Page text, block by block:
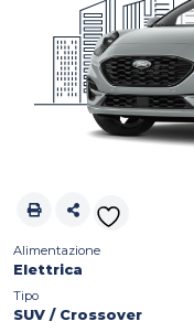
Alimentazione
Elettrica
Tipo
SUV / Crossover